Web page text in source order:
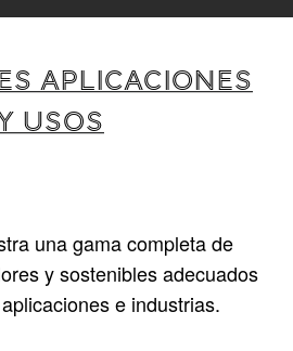
APLICACIONES
USOS
una gama completa de
y sostenibles adecuados
e industrias.